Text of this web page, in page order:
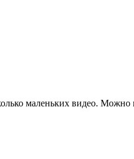
маленьких видео. Можно